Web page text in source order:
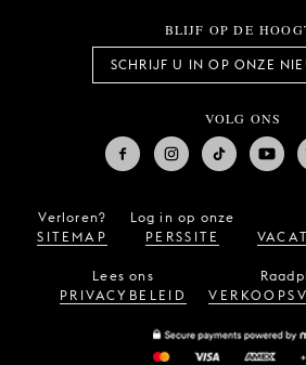
BLIJF OP DE
SCHRIJF U IN OP ONZE
VOLG ONS
Verloren?
SITEMAP
Log in op onze
PERSSITE
Lees ons
PRIVACYBELEID